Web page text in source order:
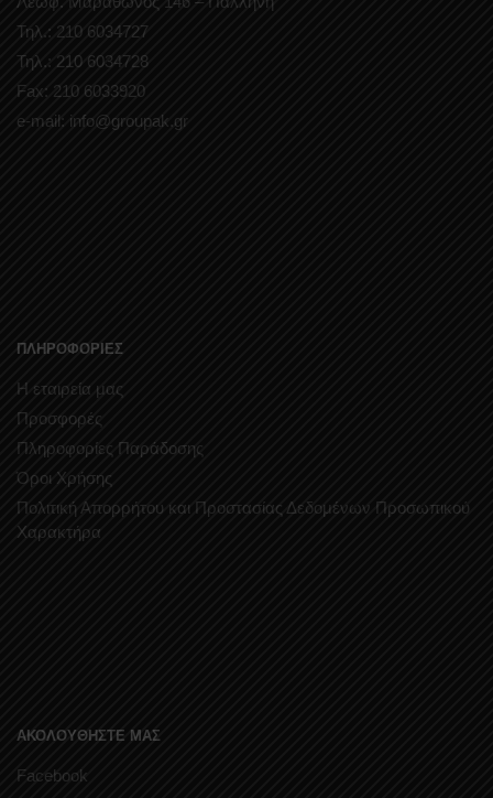
Τηλ.: 210 6034727
Τηλ.: 210 6034728
Fax: 210 6033920
e-mail: info@groupak.gr
ΠΛΗΡΟΦΟΡΙΕΣ
Η εταιρεία μας
Προσφορές
Πληροφορίες Παράδοσης
Όροι Χρήσης
Πολιτική Απορρήτου και Προστασίας Δεδομένων Προσωπικού
Χαρακτήρα
ΑΚΟΛΟΥΘΗΣΤΕ ΜΑΣ
Facebook